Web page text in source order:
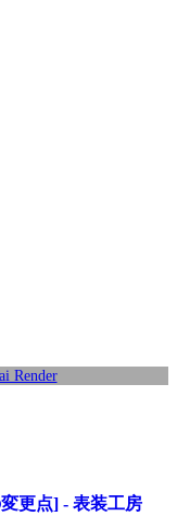
Render
更点] - 表装工房